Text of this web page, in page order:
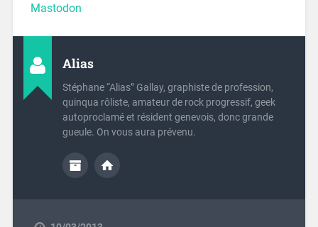
Mastodon
Alias
Stéphane “Alias” Gallay, graphiste de profession,
quinqua rôliste, amateur de rock progressif, geek
autoproclamé et résident genevois, donc grande
gueule. On vous aura prévenu.